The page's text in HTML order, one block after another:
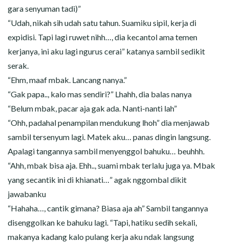
gara senyuman tadi)”
“Udah, nikah sih udah satu tahun. Suamiku sipil, kerja di
expidisi. Tapi lagi ruwet nihh…, dia kecantol ama temen
kerjanya, ini aku lagi ngurus cerai” katanya sambil sedikit
serak.
“Ehm, maaf mbak. Lancang nanya.”
“Gak papa.., kalo mas sendiri?” Lhahh, dia balas nanya
“Belum mbak, pacar aja gak ada. Nanti-nanti lah”
“Ohh, padahal penampilan mendukung lhoh” dia menjawab
sambil tersenyum lagi. Matek aku… panas dingin langsung.
Apalagi tangannya sambil menyenggol bahuku… beuhhh.
“Ahh, mbak bisa aja. Ehh.., suami mbak terlalu juga ya. Mbak
yang secantik ini di khianati…” agak nggombal dikit
jawabanku
“Hahaha…, cantik gimana? Biasa aja ah” Sambil tangannya
disenggolkan ke bahuku lagi. “Tapi, hatiku sedih sekali,
makanya kadang kalo pulang kerja aku ndak langsung